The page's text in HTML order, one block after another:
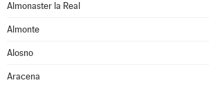
Almonaster la Real
Almonte
Alosno
Aracena